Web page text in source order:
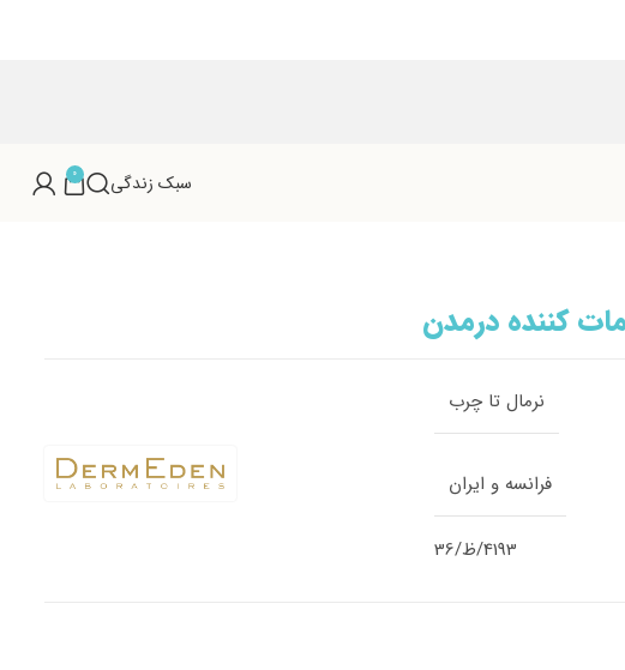
سبک زندگی 0
کننده درمدن
نرمال تا چرب
فرانسه و ایران
4193/ظ/36